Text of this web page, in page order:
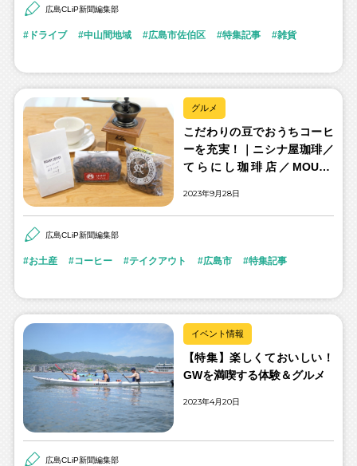
広島CLiP新聞編集部
ドライブ 中山間地域 広島市佐伯区 特集記事 雑貨
グルメ
こだわりの豆でおうちコーヒ
ーを充実！｜ニシナ屋珈琲／
てらにし珈琲店／MOUNT
2023年9月28日
広島CLiP新聞編集部
お土産 コーヒー テイクアウト 広島市 特集記事
イベント情報
【特集】楽しくておいしい！
GWを満喫する体験＆グルメ
2023年4月20日
広島CLiP新聞編集部